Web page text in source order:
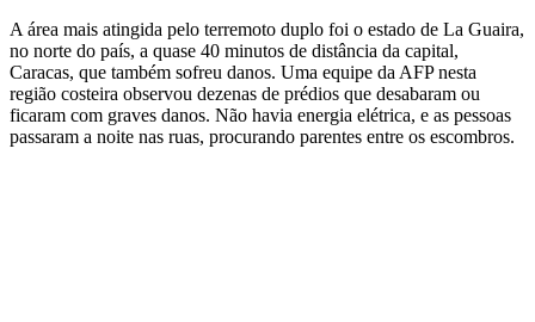
A área mais atingida pelo terremoto duplo foi o estado de La Guaira,
no norte do país, a quase 40 minutos de distância da capital,
Caracas, que também sofreu danos. Uma equipe da AFP nesta
região costeira observou dezenas de prédios que desabaram ou
ficaram com graves danos. Não havia energia elétrica, e as pessoas
passaram a noite nas ruas, procurando parentes entre os escombros.